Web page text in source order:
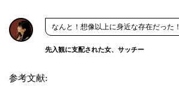
なんと！想像以上に身近な存在だった！
先入観に支配された女、サッチー
参考文献: